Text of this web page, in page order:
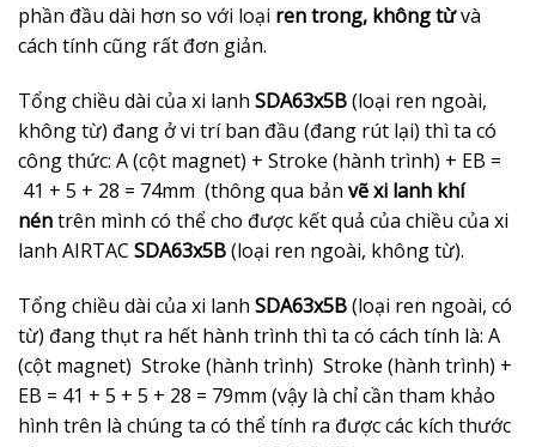
phần đầu dài hơn so với loại ren trong, không từvà
cách tính cũng rất đơn giản.
Tổng chiều dài của xi lanh SDA63x5B(loại ren ngoài,
không từ) đang ở vi trí ban đầu (đang rút lại) thì ta có
công thức: A (cột magnet) + Stroke (hành trình) + EB =
41 + 5 + 28 = 74mm (thông qua bản vẽ xi lanh khí
néntrên mình có thể cho được kết quả của chiều của xi
lanh AIRTAC SDA63x5B(loại ren ngoài, không từ).
Tổng chiều dài của xi lanh SDA63x5B(loại ren ngoài, có
từ) đang thụt ra hết hành trình thì ta có cách tính là: A
(cột magnet) Stroke (hành trình) Stroke (hành trình) +
EB = 41 + 5 + 5 + 28 = 79mm (vậy là chỉ cần tham khảo
hình trên là chúng ta có thể tính ra được các kích thước